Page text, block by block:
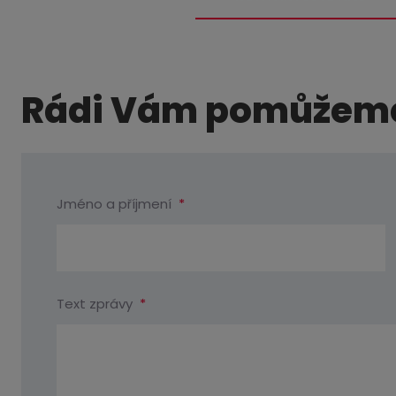
Rádi Vám
Jméno a příjmení *
Text zprávy *